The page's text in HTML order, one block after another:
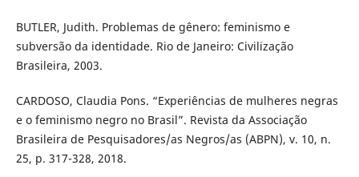
BUTLER, Judith. Problemas de gênero: feminismo e
subversão da identidade. Rio de Janeiro: Civilização
Brasileira, 2003.
CARDOSO, Claudia Pons. “Experiências de mulheres negras
e o feminismo negro no Brasil”. Revista da Associação
Brasileira de Pesquisadores/as Negros/as (ABPN), v. 10, n.
25, p. 317-328, 2018.